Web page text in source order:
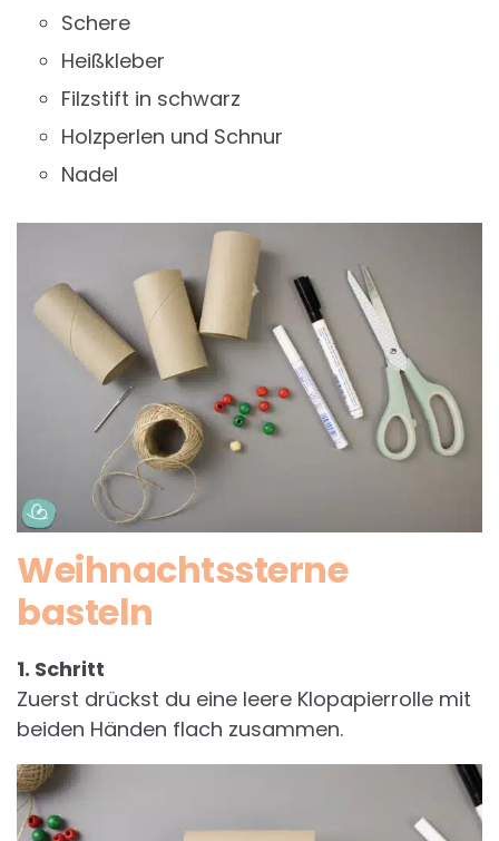
Schere
Heißkleber
Filzstift in schwarz
Holzperlen und Schnur
Nadel
Weihnachtssterne
basteln
1. Schritt
Zuerst drückst du eine leere Klopapierrolle mit
beiden Händen flach zusammen.